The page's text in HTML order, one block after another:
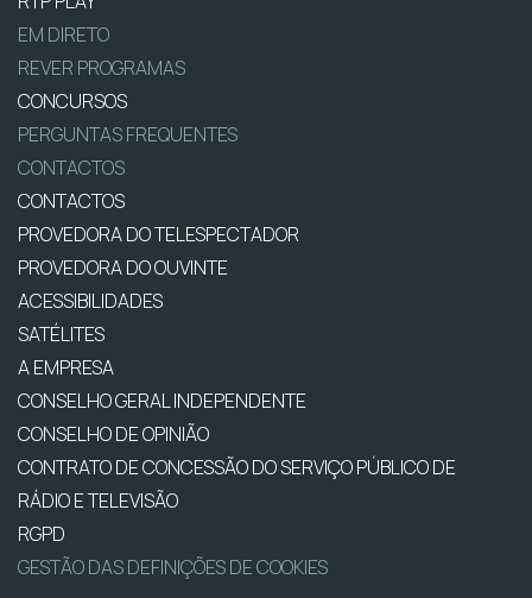
EM DIRETO
REVER PROGRAMAS
CONCURSOS
PERGUNTAS FREQUENTES
CONTACTOS
CONTACTOS
PROVEDORA DO TELESPECTADOR
PROVEDORA DO OUVINTE
ACESSIBILIDADES
SATÉLITES
A EMPRESA
CONSELHO GERAL INDEPENDENTE
CONSELHO DE OPINIÃO
CONTRATO DE CONCESSÃO DO SERVIÇO PÚBLICO DE
RÁDIO E TELEVISÃO
RGPD
GESTÃO DAS DEFINIÇÕES DE COOKIES